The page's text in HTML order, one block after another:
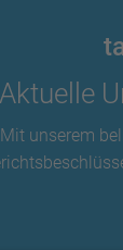
Aktuelle
unserem